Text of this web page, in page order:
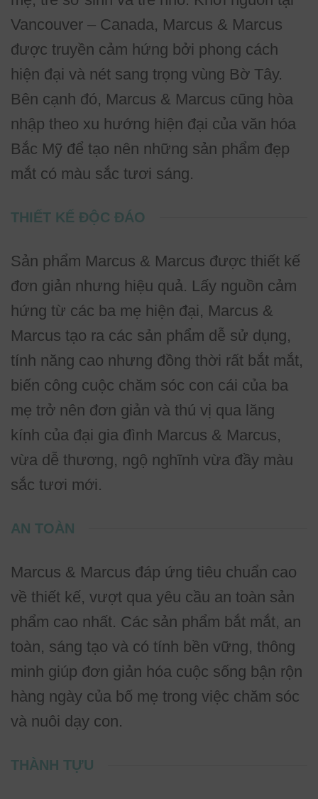
Vancouver – Canada, Marcus & Marcus
được truyền cảm hứng bởi phong cách
hiện đại và nét sang trọng vùng Bờ Tây.
Bên cạnh đó, Marcus & Marcus cũng hòa
nhập theo xu hướng hiện đại của văn hóa
Bắc Mỹ để tạo nên những sản phẩm đẹp
mắt có màu sắc tươi sáng.
THIẾT KẾ ĐỘC ĐÁO
Sản phẩm Marcus & Marcus được thiết kế
đơn giản nhưng hiệu quả. Lấy nguồn cảm
hứng từ các ba mẹ hiện đại, Marcus &
Marcus tạo ra các sản phẩm dễ sử dụng,
tính năng cao nhưng đồng thời rất bắt mắt,
biến công cuộc chăm sóc con cái của ba
mẹ trở nên đơn giản và thú vị qua lăng
kính của đại gia đình Marcus & Marcus,
vừa dễ thương, ngộ nghĩnh vừa đầy màu
sắc tươi mới.
AN TOÀN
Marcus & Marcus đáp ứng tiêu chuẩn cao
về thiết kế, vượt qua yêu cầu an toàn sản
phẩm cao nhất. Các sản phẩm bắt mắt, an
toàn, sáng tạo và có tính bền vững, thông
minh giúp đơn giản hóa cuộc sống bận rộn
hàng ngày của bố mẹ trong việc chăm sóc
và nuôi dạy con.
THÀNH TỰU